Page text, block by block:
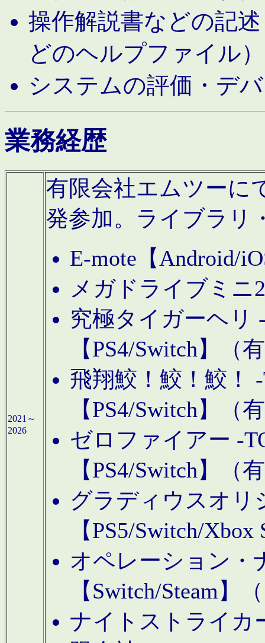
操作解説書などの記
どのヘルプファイル）
システムの評価・デ
業務経歴
2021～
2026
有限会社エムツーに
発参加。ライブラリ
E-mote【Android/
メガドライブミニ
究極タイガーヘリ
【PS4/Switch】（
飛翔鮫！鮫！鮫！
【PS4/Switch】（
ゼロファイアー -
【PS4/Switch】（
グラディウスオリ
【PS5/Switch/
オペレーション・
【Switch/Steam】
ナイトストライカ